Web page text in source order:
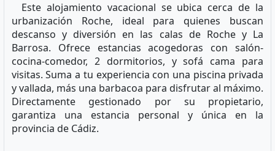
Este alojamiento vacacional se ubica cerca de la
urbanización Roche, ideal para quienes buscan
descanso y diversión en las calas de Roche y La
Barrosa. Ofrece estancias acogedoras con salón-
cocina-comedor, 2 dormitorios, y sofá cama para
visitas. Suma a tu experiencia con una piscina privada
y vallada, más una barbacoa para disfrutar al máximo.
Directamente gestionado por su propietario,
garantiza una estancia personal y única en la
provincia de Cádiz.